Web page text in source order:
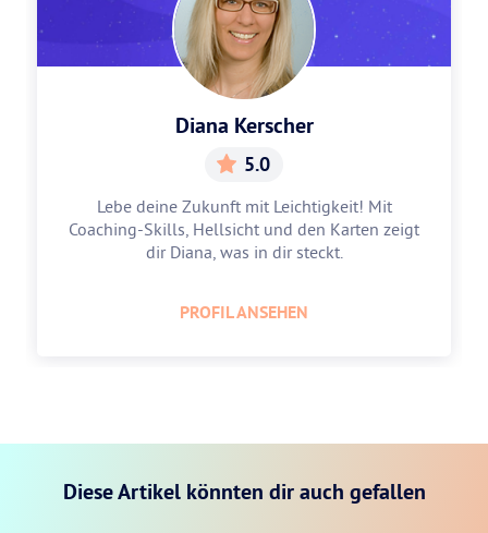
Diana Kerscher
5.0
Lebe deine Zukunft mit Leichtigkeit! Mit
Coaching-Skills, Hellsicht und den Karten zeigt
dir Diana, was in dir steckt.
PROFIL ANSEHEN
Diese Artikel könnten dir auch gefallen